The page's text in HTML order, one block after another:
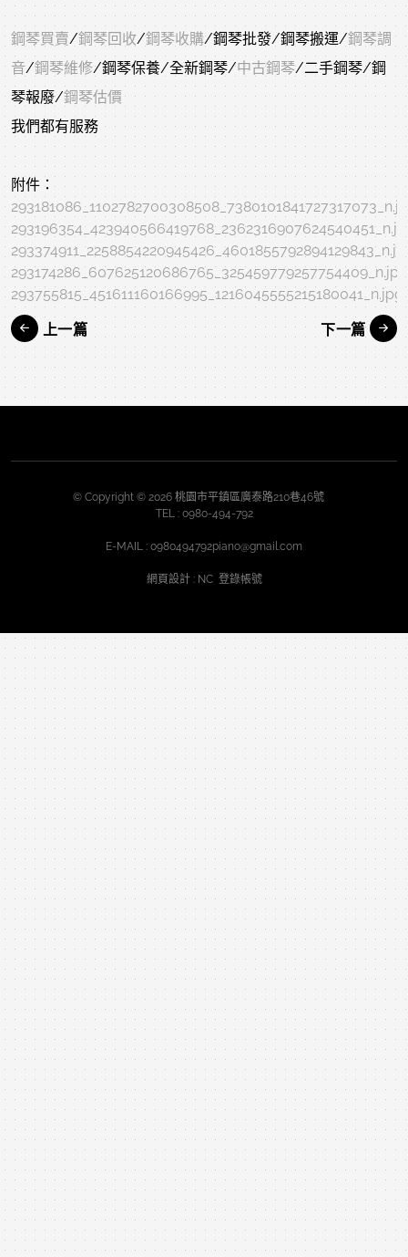
鋼琴買賣/鋼琴回收/鋼琴收購/鋼琴批發/鋼琴搬運/鋼琴調
音/鋼琴維修/鋼琴保養/全新鋼琴/中古鋼琴/二手鋼琴/鋼
琴報廢/鋼琴估價
我們都有服務
附件：
293174286_607625120686765_325459779257754409_n.jpg
293755815_451611160166995_1216045555215180041_n.jpg
上一篇 下一篇
© Copyright © 2026 桃園市平鎮區廣泰路210巷46號
TEL : 0980-494-792
E-MAIL : 0980494792piano@gmail.com
網頁設計: NC 登錄帳號